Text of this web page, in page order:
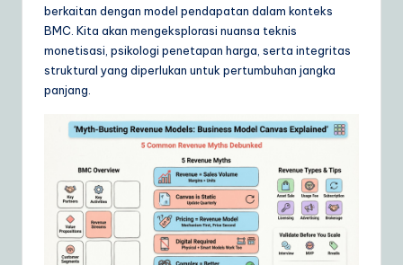
d
o
berkaitan dengan model pendapatan dalam konteks
BMC. Kita akan mengeksplorasi nuansa teknis
monetisasi, psikologi penetapan harga, serta integritas
struktural yang diperlukan untuk pertumbuhan jangka
panjang.